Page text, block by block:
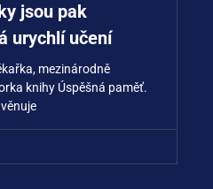
jsou pak
urychlí učení
mezinárodně
knihy Úspěšná paměť.